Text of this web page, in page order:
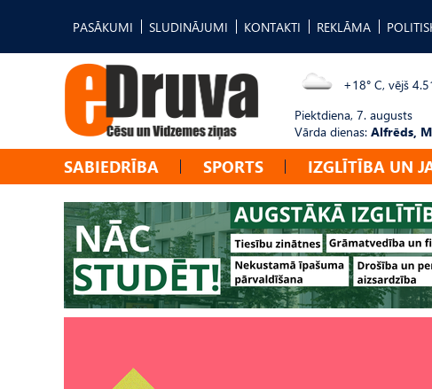
PASĀKUMI SLUDINĀJUMI KONTAKTI REKLĀMA
+18° C, vējš
Piektdiena, 7. augusts
Vārda dienas: Alfrēds,
SABIEDRĪBA SPORTS IZGLĪTĪBA UN